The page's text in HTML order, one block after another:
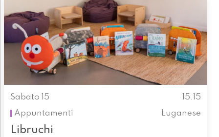
Sabato 15
15.15
Appuntamenti
Luganese
Libruchi